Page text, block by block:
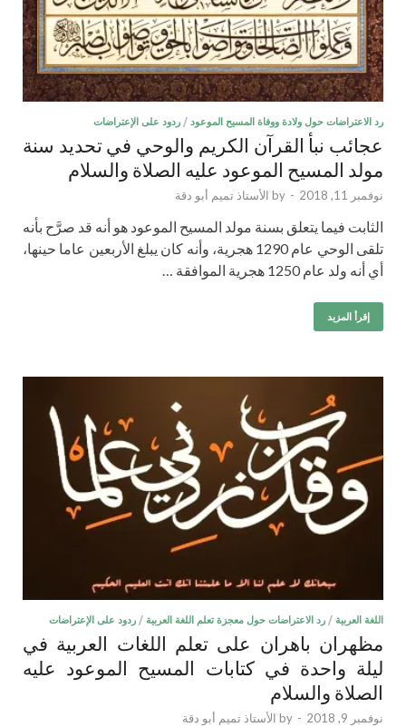
رد الاعتراضات حول ولادة ووفاة المسيح الموعود / ردود على الإعتراضات
عجائب نبأ القرآن الكريم والوحي في تحديد سنة
مولد المسيح الموعود عليه الصلاة والسلام
نوفمبر 11, 2018 -
by الأستاذ تميم أبو دقة
الثابت فيما يتعلق بسنة مولد المسيح الموعود هو أنه قد صرَّح بأنه
تلقى الوحي عام 1290 هجرية، وأنه كان يبلغ الأربعين عاما حينها،
أي أنه ولد عام 1250 هجرية الموافقة …
إقرأ المزيد
اللغة العربية / رد الاعتراضات حول معجزة تعلم اللغة العربية / ردود على الإعتراضات
مظهران باهران على تعلم اللغات العربية في
ليلة واحدة في كتابات المسيح الموعود عليه
الصلاة والسلام
نوفمبر 9, 2018 -
by الأستاذ تميم أبو دقة